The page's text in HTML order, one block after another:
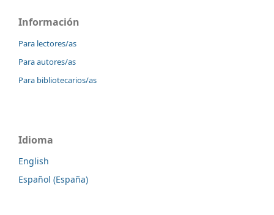
Información
Para lectores/as
Para autores/as
Para bibliotecarios/as
Idioma
English
Español (España)